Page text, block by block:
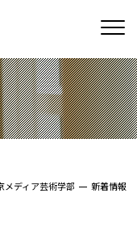
メディア芸術学部 新着情報